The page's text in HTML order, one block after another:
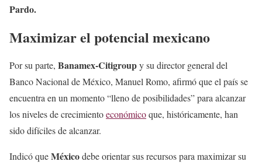
Pardo.
Maximizar el potencial mexicano
Por su parte, Banamex-Citigroupy su director general del
Banco Nacional de México, Manuel Romo, afirmó que el país se
encuentra en un momento “lleno de posibilidades” para alcanzar
los niveles de crecimientoeconómicoque, históricamente, han
sido difíciles de alcanzar.
Indicó queMéxicodebe orientar sus recursos para maximizar su